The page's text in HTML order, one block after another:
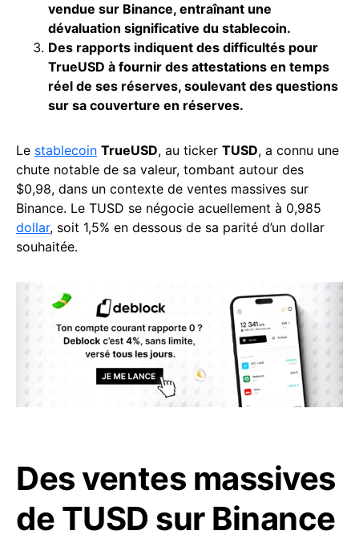
vendue sur Binance, entraînant une
dévaluation significative du stablecoin.
Des rapports indiquent des difficultés pour
TrueUSD à fournir des attestations en temps
réel de ses réserves, soulevant des questions
sur sa couverture en réserves.
Le stablecoin TrueUSD, au ticker TUSD, a connu une
chute notable de sa valeur, tombant autour des
$0,98, dans un contexte de ventes massives sur
Binance. Le TUSD se négocie acuellement à 0,985
dollar, soit 1,5% en dessous de sa parité d’un dollar
souhaitée.
Des ventes massives
de TUSD sur Binance